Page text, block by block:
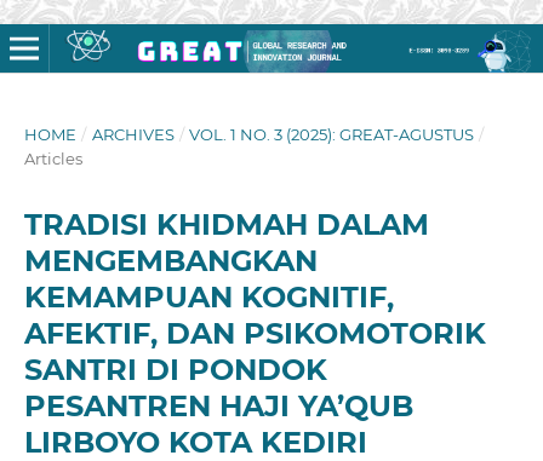
HOME / ARCHIVES / VOL. 1 NO. 3 (2025): GREAT-AGUSTUS /
Articles
TRADISI KHIDMAH DALAM
MENGEMBANGKAN
KEMAMPUAN KOGNITIF,
AFEKTIF, DAN PSIKOMOTORIK
SANTRI DI PONDOK
PESANTREN HAJI YA’QUB
LIRBOYO KOTA KEDIRI